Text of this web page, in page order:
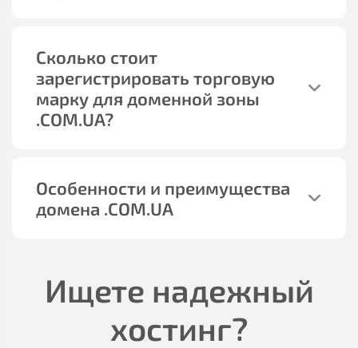
Сколько стоит
зарегистрировать торговую
марку для доменной зоны
.COM.UA?
Особенности и преимущества
домена .COM.UA
Ищете надежный
хостинг?